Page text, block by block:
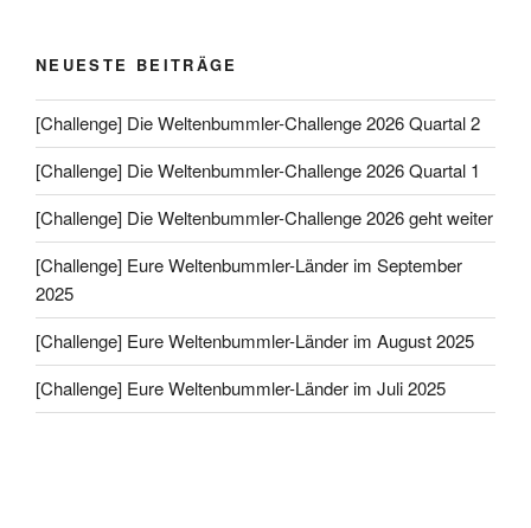
NEUESTE BEITRÄGE
[Challenge] Die Weltenbummler-Challenge 2026 Quartal 2
[Challenge] Die Weltenbummler-Challenge 2026 Quartal 1
[Challenge] Die Weltenbummler-Challenge 2026 geht weiter
[Challenge] Eure Weltenbummler-Länder im September
2025
[Challenge] Eure Weltenbummler-Länder im August 2025
[Challenge] Eure Weltenbummler-Länder im Juli 2025